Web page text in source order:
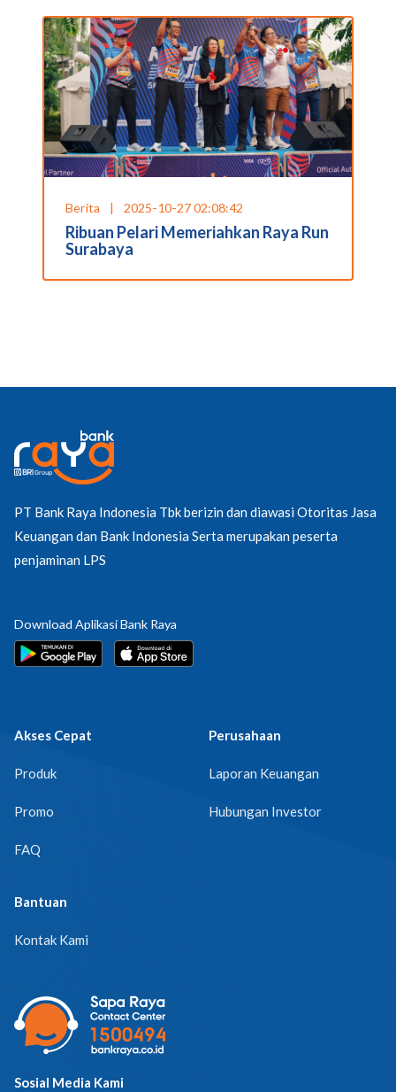
Berita | 2025-10-27 02:08:42
Ribuan Pelari Memeriahkan Raya Run
Surabaya
PT Bank Raya Indonesia Tbk berizin dan diawasi Otoritas Jasa
Keuangan dan Bank Indonesia Serta merupakan peserta
penjaminan LPS
Download Aplikasi Bank Raya
Akses Cepat
Produk
Promo
FAQ
Perusahaan
Laporan Keuangan
Hubungan Investor
Bantuan
Kontak Kami
Sosial Media Kami